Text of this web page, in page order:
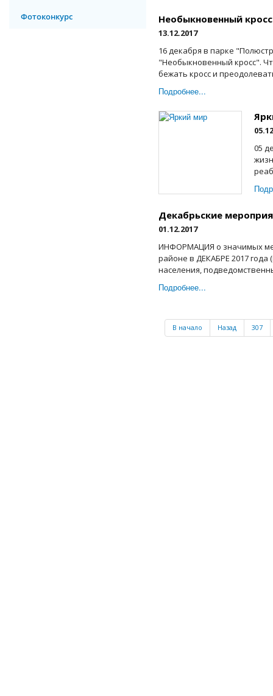
Фотоконкурс Необыкновенный кросс
13.12.2017
16 декабря в парке
"Необыкновенный кросс".
бежать кросс и
Подробнее...
05
Декабрьские
01.12.2017
ИНФОРМАЦИЯ о значимых
районе в ДЕКАБРЕ 2017
населения,
Подробнее...
В начало Назад 307